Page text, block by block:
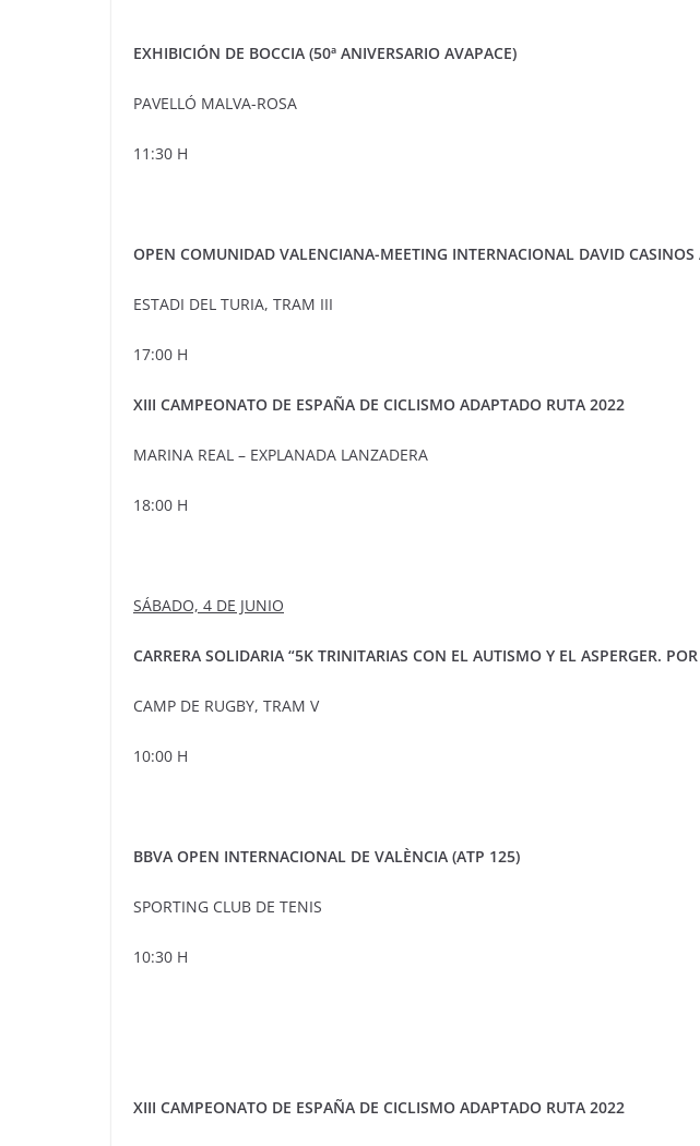
EXHIBICIÓN DE BOCCIA (50ª ANIVERSARIO AVAPACE)
PAVELLÓ MALVA-ROSA
11:30 H
OPEN COMUNIDAD VALENCIANA-MEETING INTERNACIONAL DAVID
ESTADI DEL TURIA, TRAM III
17:00 H
XIII CAMPEONATO DE ESPAÑA DE CICLISMO ADAPTADO RUTA 2022
MARINA REAL – EXPLANADA LANZADERA
18:00 H
SÁBADO, 4 DE JUNIO
CARRERA SOLIDARIA “5K TRINITARIAS CON EL AUTISMO Y EL ASPERGER.
CAMP DE RUGBY, TRAM V
10:00 H
BBVA OPEN INTERNACIONAL DE VALÈNCIA (ATP 125)
SPORTING CLUB DE TENIS
10:30 H
XIII CAMPEONATO DE ESPAÑA DE CICLISMO ADAPTADO RUTA 2022